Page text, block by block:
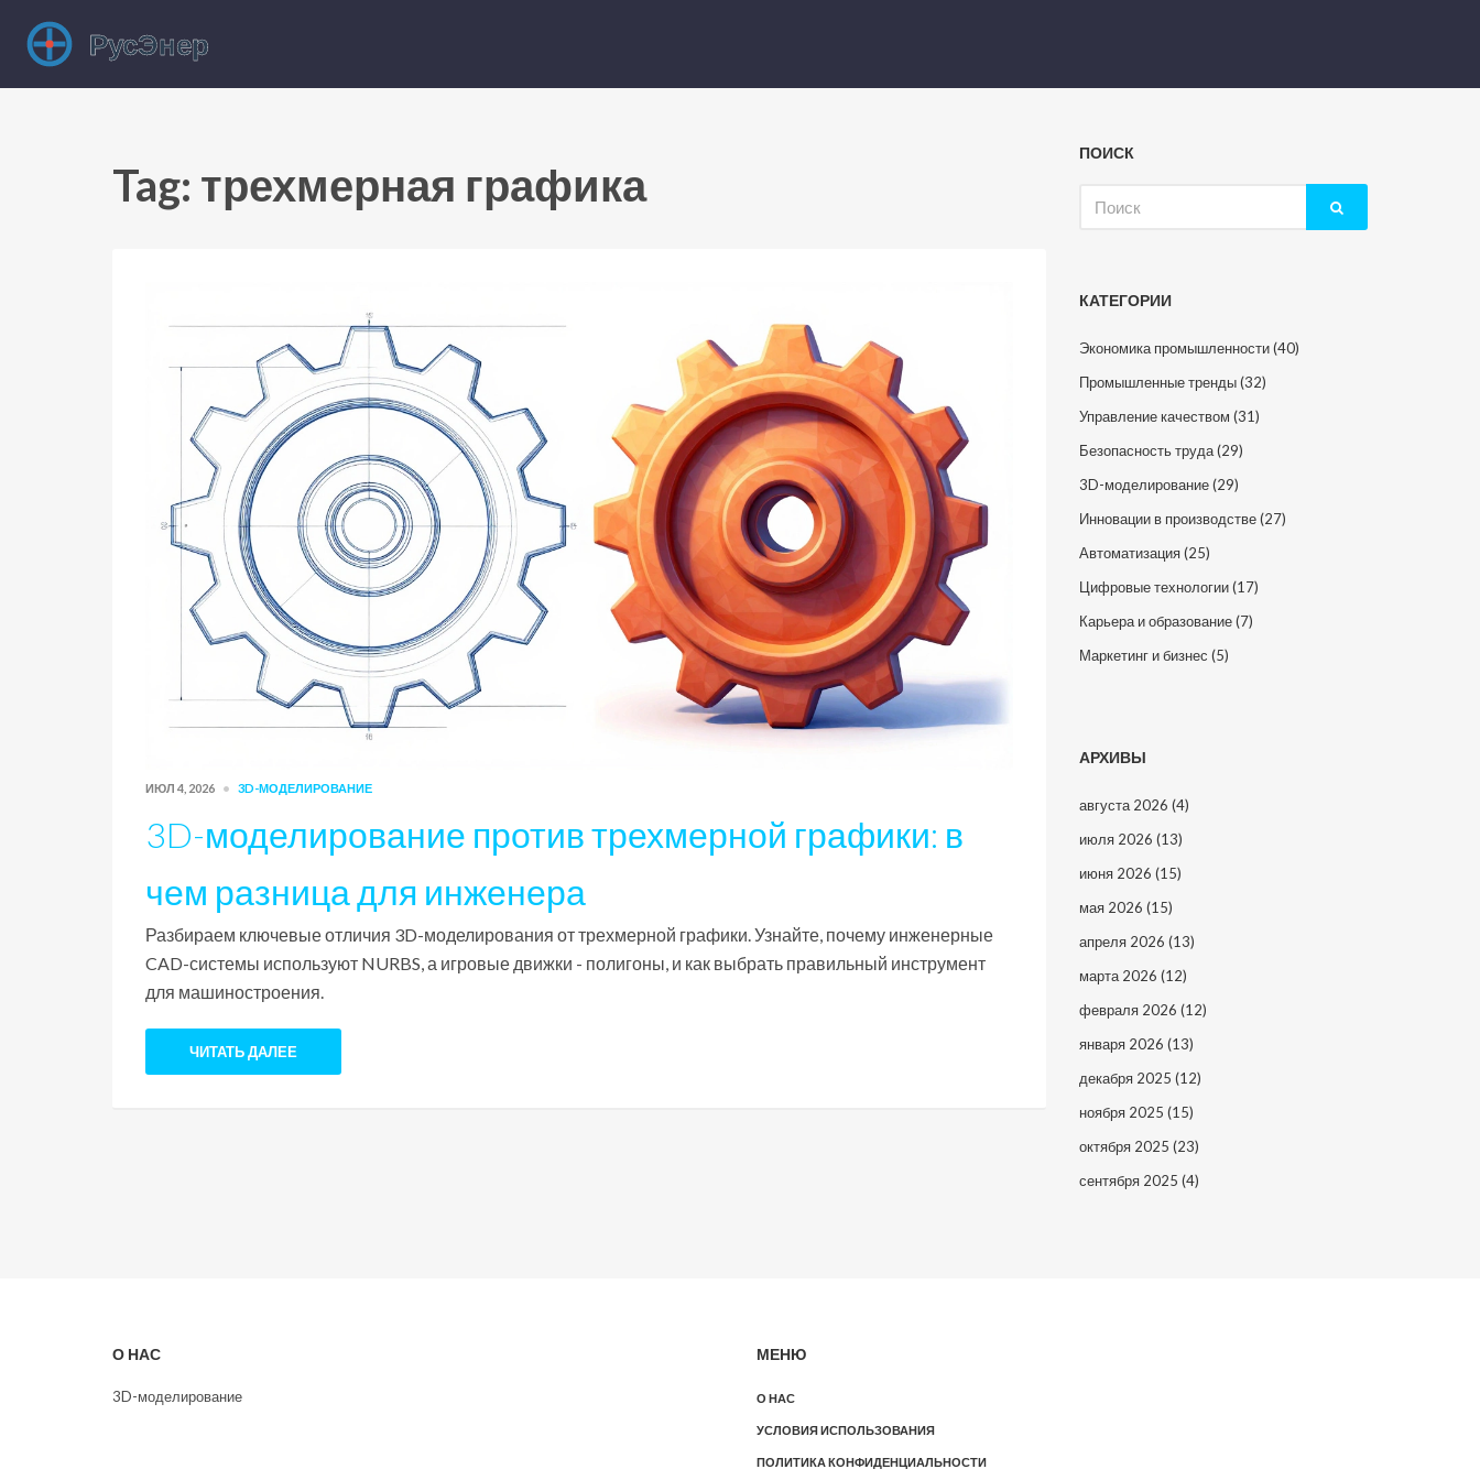
Tag: трехмерная графика
ИЮЛ 4, 2026 3D-МОДЕЛИРОВАНИЕ
3D-моделирование против трехмерной графики: в
чем разница для инженера
Разбираем ключевые отличия 3D-моделирования от трехмерной графики. Узнайте, почему инженерные
CAD-системы используют NURBS, а игровые движки - полигоны, и как выбрать правильный инструмент
для машиностроения.
ЧИТАТЬ ДАЛЕЕ
ПОИСК
КАТЕГОРИИ
Экономика промышленности(40)
Промышленные тренды(32)
Управление качеством (31)
Безопасность труда(29)
3D-моделирование(29)
Инновации в производстве(27)
Автоматизация(25)
Цифровые технологии(17)
Карьера и образование(7)
Маркетинг и бизнес (5)
АРХИВЫ
августа 2026 (4)
июля 2026 (13)
июня 2026 (15)
мая 2026 (15)
апреля 2026 (13)
марта 2026 (12)
февраля 2026 (12)
января 2026 (13)
декабря 2025 (12)
ноября 2025 (15)
октября 2025 (23)
сентября 2025 (4)
О НАС
3D-моделирование
МЕНЮ
О НАС
УСЛОВИЯ ИСПОЛЬЗОВАНИЯ
ПОЛИТИКА КОНФИДЕНЦИАЛЬНОСТИ